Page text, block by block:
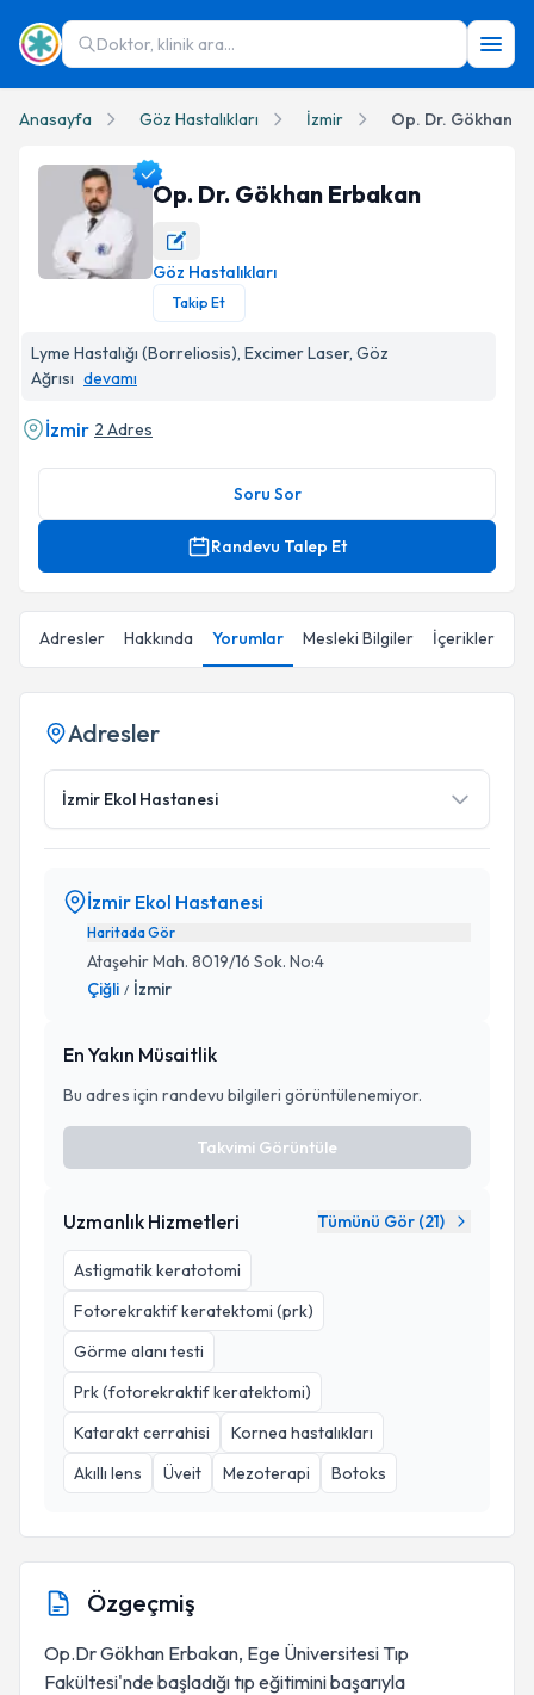
Doktor, klinik ara...
Anasayfa Göz Hastalıkları İzmir Op. Dr. Gökhan
Op. Dr. Gökhan Erbakan Profil Fotoğrafı
Op. Dr. Gökhan Erbakan
Göz Hastalıkları
Takip Et
Lyme Hastalığı (Borreliosis), Excimer Laser, Göz
Ağrısı devamı
İzmir 2 Adres
Soru Sor
Randevu Talep Et
Adresler Hakkında Yorumlar Mesleki Bilgiler İçerikler
Adresler
İzmir Ekol Hastanesi
İzmir Ekol Hastanesi
Haritada Gör
Ataşehir Mah. 8019/16 Sok. No:4
Çiğli / İzmir
En Yakın Müsaitlik
Bu adres için randevu bilgileri görüntülenemiyor.
Takvimi Görüntüle
Uzmanlık Hizmetleri Tümünü Gör (21)
Astigmatik keratotomi
Fotorekraktif keratektomi (prk)
Görme alanı testi
Prk (fotorekraktif keratektomi)
Katarakt cerrahisi
Kornea hastalıkları
Akıllı lens
Üveit Mezoterapi Botoks
Özgeçmiş
Op.Dr Gökhan Erbakan, Ege Üniversitesi Tıp
Fakültesi'nde başladığı tıp eğitimini başarıyla